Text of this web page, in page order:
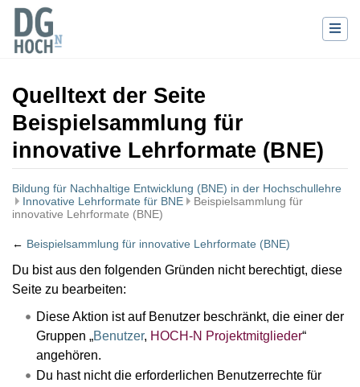
Quelltext der Seite
Beispielsammlung für
innovative Lehrformate (BNE)
Bildung für Nachhaltige Entwicklung (BNE) in der Hochschullehre
Innovative Lehrformate für BNE
Beispielsammlung für
innovative Lehrformate (BNE)
← Beispielsammlung für innovative Lehrformate (BNE)
Wechseln zu: Navigation Suche
Du bist aus den folgenden Gründen nicht berechtigt, diese
Seite zu bearbeiten:
Diese Aktion ist auf Benutzer beschränkt, die einer der
Gruppen „Benutzer, HOCH-N Projektmitglieder“
angehören.
Du hast nicht die erforderlichen Benutzerrechte für